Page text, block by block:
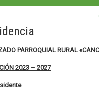
PARROQUIAL RURAL
2023 – 2027